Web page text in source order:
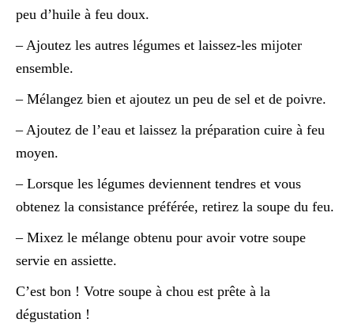
peu d’huile à feu doux.
– Ajoutez les autres légumes et laissez-les mijoter
ensemble.
– Mélangez bien et ajoutez un peu de sel et de poivre.
– Ajoutez de l’eau et laissez la préparation cuire à feu
moyen.
– Lorsque les légumes deviennent tendres et vous
obtenez la consistance préférée, retirez la soupe du feu.
– Mixez le mélange obtenu pour avoir votre soupe
servie en assiette.
C’est bon ! Votre soupe à chou est prête à la
dégustation !